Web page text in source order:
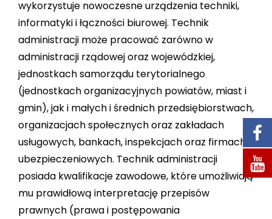
wykorzystuje nowoczesne urządzenia techniki,
informatyki i łączności biurowej. Technik
administracji może pracować zarówno w
administracji rządowej oraz wojewódzkiej,
jednostkach samorządu terytorialnego
(jednostkach organizacyjnych powiatów, miast i
gmin), jak i małych i średnich przedsiębiorstwach,
organizacjach społecznych oraz zakładach
usługowych, bankach, inspekcjach oraz firmach
ubezpieczeniowych. Technik administracji
posiada kwalifikacje zawodowe, które umożliwiają
mu prawidłową interpretację przepisów
prawnych (prawa i postępowania